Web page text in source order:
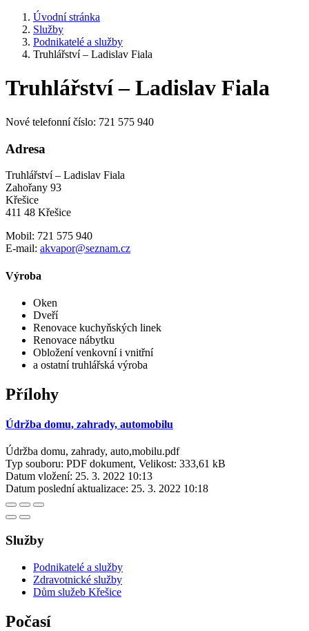
Úvodní stránka
Služby
Podnikatelé a služby
Truhlářství – Ladislav Fiala
Truhlářství – Ladislav Fiala
Nové telefonní číslo: 721 575 940
Adresa
Truhlářství – Ladislav Fiala
Zahořany 93
Křešice
411 48 Křešice
Mobil: 721 575 940
E-mail: akvapor@seznam.cz
Výroba
Oken
Dveří
Renovace kuchyňských linek
Renovace nábytku
Obložení venkovní i vnitřní
a ostatní truhlářská výroba
Přílohy
Údržba domu, zahrady, automobilu
Údržba domu, zahrady, auto,mobilu.pdf
Typ souboru: PDF dokument, Velikost: 333,61 kB
Datum vložení: 25. 3. 2022 10:13
Datum poslední aktualizace: 25. 3. 2022 10:18
Služby
Podnikatelé a služby
Zdravotnické služby
Dům služeb Křešice
Počasí